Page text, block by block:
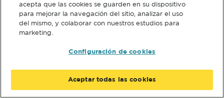
acepta que las cookies se guarden en su dispositivo
para mejorar la navegación del sitio, analizar el uso
del mismo, y colaborar con nuestros estudios para
marketing.
Configuración de cookies
Aceptar todas las cookies